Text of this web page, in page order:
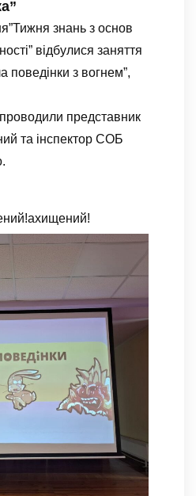
знань з основ
відбулися заняття
поведінки з вогнем”,
представник
та інспектор СОБ